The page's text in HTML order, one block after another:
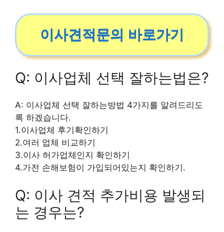
이사견적문의 바로가기
Q: 이사업체 선택 잘하는법은?
A: 이사업체 선택 잘하는방법 4가지를 알려드리도
록 하겠습니다.
1.이사업체 후기확인하기
2.여러 업체 비교하기
3.이사 허가업체인지 확인하기
4.가전 손해보험이 가입되어있는지 확인하기.
Q: 이사 견적 추가비용 발생되
는 경우는?